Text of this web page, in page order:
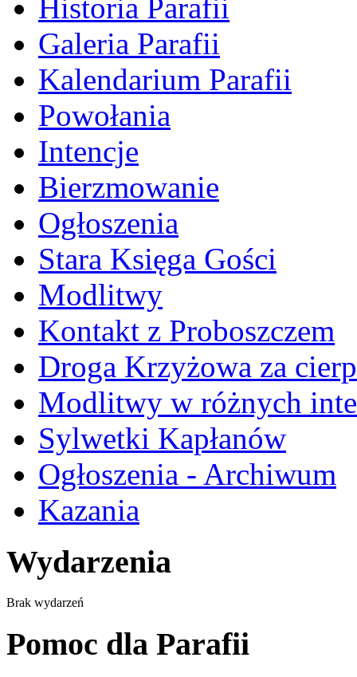
Historia Parafii
Galeria Parafii
Kalendarium Parafii
Powołania
Intencje
Bierzmowanie
Ogłoszenia
Stara Księga Gości
Modlitwy
Kontakt z Proboszczem
Droga Krzyżowa za
Modlitwy w różnych
Sylwetki Kapłanów
Ogłoszenia - Archiwum
Kazania
Wydarzenia
Brak wydarzeń
Pomoc dla Parafii